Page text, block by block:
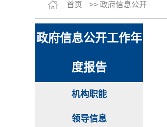
首页 >> 政府信息公开
政府信息公开工作年
度报告
机构职能
领导信息